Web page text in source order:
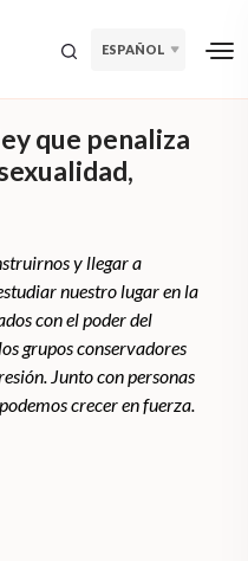
ESPAÑOL
que penaliza
y llegar a
nuestro lugar en la
con el poder del
grupos conservadores
Junto con personas
crecer en fuerza.